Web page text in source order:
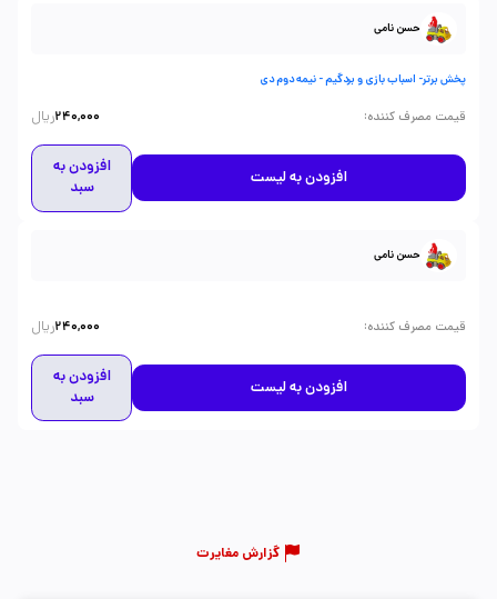
حسن نامی
پخش برتر- اسباب بازی و بردگیم - نیمه دوم دی
قیمت مصرف کننده:
240,000ریال
افزودن به لیست
افزودن به
سبد
حسن نامی
قیمت مصرف کننده:
240,000ریال
افزودن به لیست
افزودن به
سبد
گزارش مغایرت